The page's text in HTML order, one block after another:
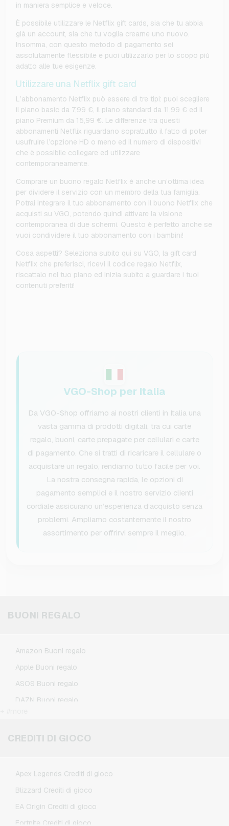
in maniera semplice e veloce.
È possibile utilizzare le Netflix gift cards, sia che tu abbia
già un account, sia che tu voglia crearne uno nuovo.
Insomma, con questo metodo di pagamento sei
assolutamente flessibile e puoi utilizzarlo per lo scopo più
adatto alle tue esigenze.
Utilizzare una Netflix gift card
L’abbonamento Netflix può essere di tre tipi: puoi scegliere
il piano basic da 7,99 €, il piano standard da 11,99 € ed il
piano Premium da 15,99 €. Le differenze tra questi
abbonamenti Netflix riguardano soprattutto il fatto di poter
usufruire l’opzione HD o meno ed il numero di dispositivi
che è possibile collegare ed utilizzare
contemporaneamente.
Comprare un buono regalo Netflix è anche un’ottima idea
per dividere il servizio con un membro della tua famiglia.
Potrai integrare il tuo abbonamento con il buono Netflix che
acquisti su VGO, potendo quindi attivare la visione
contemporanea di due schermi. Questo è perfetto anche se
vuoi condividere il tuo abbonamento con i bambini!
Cosa aspetti? Seleziona subito qui su VGO, la gift card
Netflix che preferisci, ricevi il codice regalo Netflix,
riscattalo nel tuo piano ed inizia subito a guardare i tuoi
contenuti preferiti!
VGO-Shop per Italia
Da VGO-Shop offriamo ai nostri clienti in Italia una
vasta gamma di prodotti digitali, tra cui carte
regalo, buoni, carte prepagate per cellulari e carte
di pagamento. Che si tratti di ricaricare il cellulare o
acquistare un regalo, rendiamo tutto facile per voi.
La nostra consegna rapida, le opzioni di
pagamento semplici e il nostro servizio clienti
cordiale assicurano un’esperienza d’acquisto senza
problemi. Ampliamo costantemente il nostro
assortimento per offrirvi sempre il meglio.
BUONI REGALO
Amazon Buoni regalo
Apple Buoni regalo
ASOS Buoni regalo
DAZN Buoni regalo
Flixbus Buoni regalo
CREDITI DI GIOCO
Apex Legends Crediti di gioco
Blizzard Crediti di gioco
EA Origin Crediti di gioco
Fortnite Crediti di gioco